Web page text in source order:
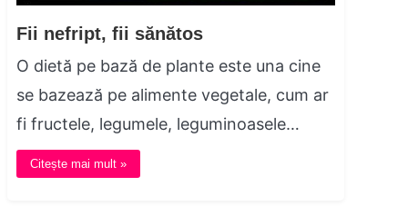
Fii nefript, fii sănătos
O dietă pe bază de plante este una cine
se bazează pe alimente vegetale, cum ar
fi fructele, legumele, leguminoasele…
Citește mai mult »